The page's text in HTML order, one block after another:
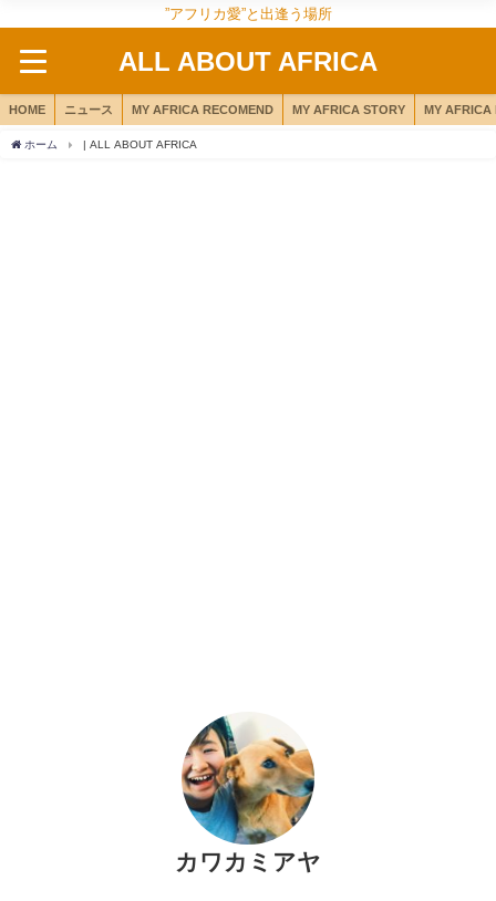
”アフリカ愛”と出逢う場所
ALL ABOUT AFRICA
HOME ニュース MY AFRICA RECOMEND MY AFRICA STORY MY AFRICA
ホーム | ALL ABOUT AFRICA
カワカミアヤ